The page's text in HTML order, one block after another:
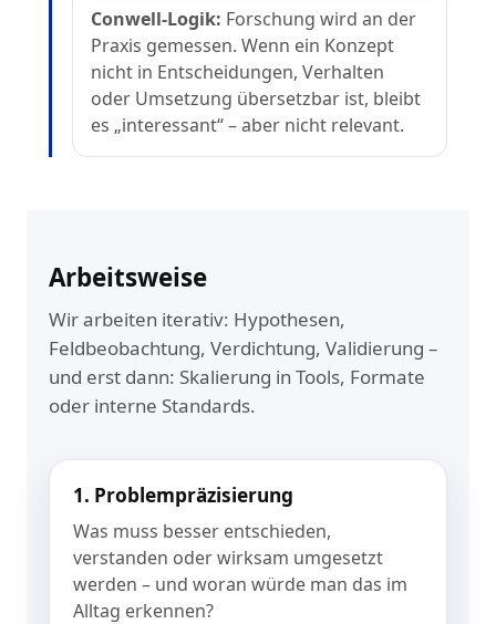
Conwell-Logik: Forschung wird an der
Praxis gemessen. Wenn ein Konzept
nicht in Entscheidungen, Verhalten
oder Umsetzung übersetzbar ist, bleibt
es „interessant“ – aber nicht relevant.
Arbeitsweise
Wir arbeiten iterativ: Hypothesen,
Feldbeobachtung, Verdichtung, Validierung –
und erst dann: Skalierung in Tools, Formate
oder interne Standards.
1. Problempräzisierung
Was muss besser entschieden,
verstanden oder wirksam umgesetzt
werden – und woran würde man das im
Alltag erkennen?